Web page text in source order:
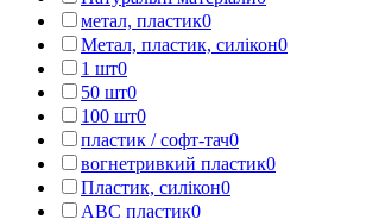
метал, пластик0
Метал, пластик, силікон0
1 шт0
50 шт0
100 шт0
пластик / софт-тач0
вогнетривкий пластик0
Пластик, силікон0
АВС пластик0